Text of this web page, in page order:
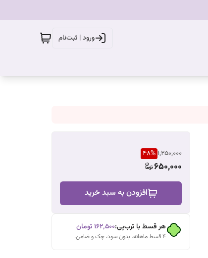
ورود | ثبت‌نام
1,250,000
48%
650,000
افزودن به سبد خرید
هر قسط با ترب‌پی:۱۶۲٬۵۰۰تومان
۴ قسط ماهانه. بدون سود، چک و ضامن.